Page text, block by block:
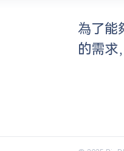
為了能
的需求